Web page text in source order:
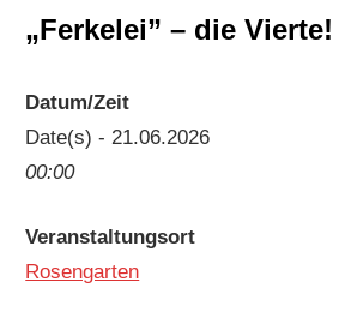
„Ferkelei” – die Vierte!
Datum/Zeit
Date(s) - 21.06.2026
00:00
Veranstaltungsort
Rosengarten